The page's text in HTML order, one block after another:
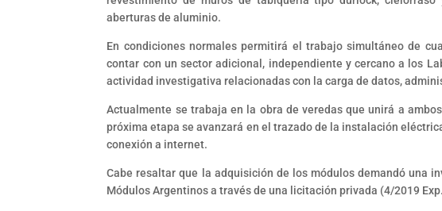
aberturas de aluminio.
En condiciones normales permitirá el trabajo simultáneo de
contar con un sector adicional, independiente y cercano a los
actividad investigativa relacionadas con la carga de datos,
Actualmente se trabaja en la obra de veredas que unirá a
próxima etapa se avanzará en el trazado de la instalación
conexión a internet.
Cabe resaltar que la adquisición de los módulos demandó una
Módulos Argentinos a través de una licitación privada (4/2019